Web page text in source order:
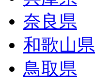
奈良県
和歌山県
鳥取県